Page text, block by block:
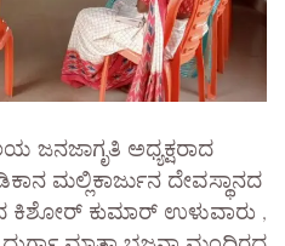
ಜನಜಾಗೃತಿ ಅಧ್ಯಕ್ಷರಾದ
ಮಲ್ಲಿಕಾರ್ಜುನ ದೇವಸ್ಥಾನದ
ಕಿಶೋರ್ ಕುಮಾರ್ ಉಳುವಾರು ,